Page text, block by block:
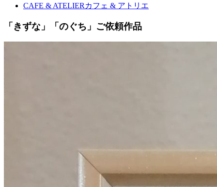
CAFE & ATELIER カフェ & アトリエ
「きずな」「のぐち」 ご依頼作品